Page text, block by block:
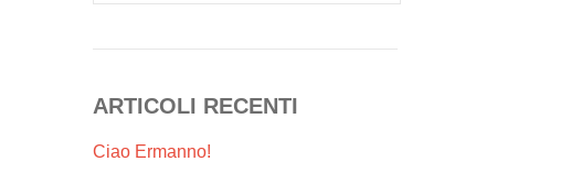
ARTICOLI RECENTI
Ciao Ermanno!